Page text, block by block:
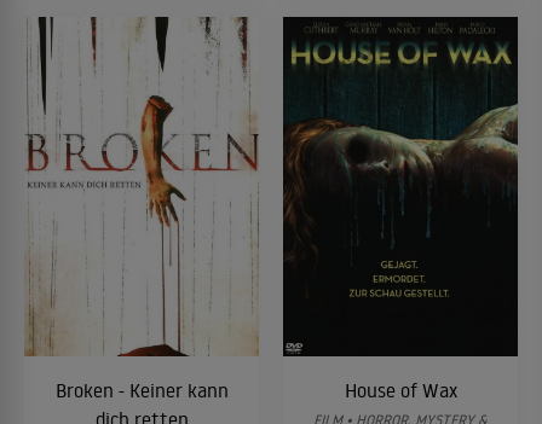
Broken - Keiner kann
House of Wax
FILM • HORROR, MYSTERY &